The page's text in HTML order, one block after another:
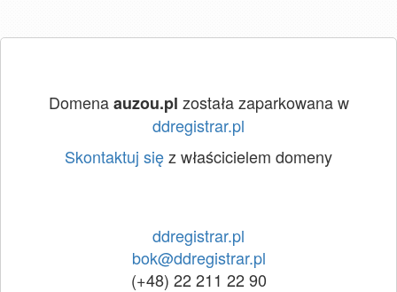
Domenaauzou.pl została zaparkowana w
ddregistrar.pl
Skontaktuj sięz właścicielem domeny
ddregistrar.pl
bok@ddregistrar.pl
(+48) 22 211 22 90